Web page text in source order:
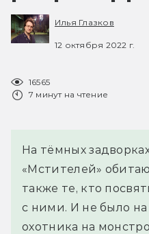
Илья Глазков
12 октября 2022 г.
16565
7 минут на чтение
На тёмных
«Мстителей»
также те, кто
с ними. И не было на
охотника на